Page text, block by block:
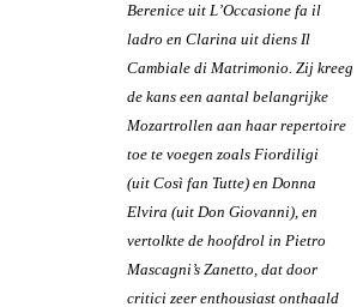
Berenice uit L’Occasione fa il
ladro en Clarina uit diens Il
Cambiale di Matrimonio. Zij kreeg
de kans een aantal belangrijke
Mozartrollen aan haar repertoire
toe te voegen zoals Fiordiligi
(uit Così fan Tutte) en Donna
Elvira (uit Don Giovanni), en
vertolkte de hoofdrol in Pietro
Mascagni’s Zanetto, dat door
critici zeer enthousiast onthaald